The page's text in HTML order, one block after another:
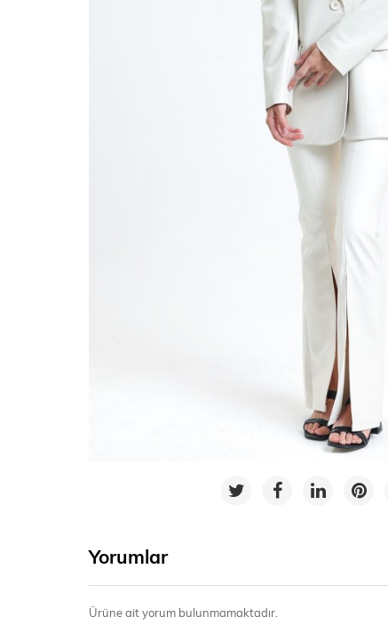
Yorumlar
Ürüne ait yorum bulunmamaktadır.